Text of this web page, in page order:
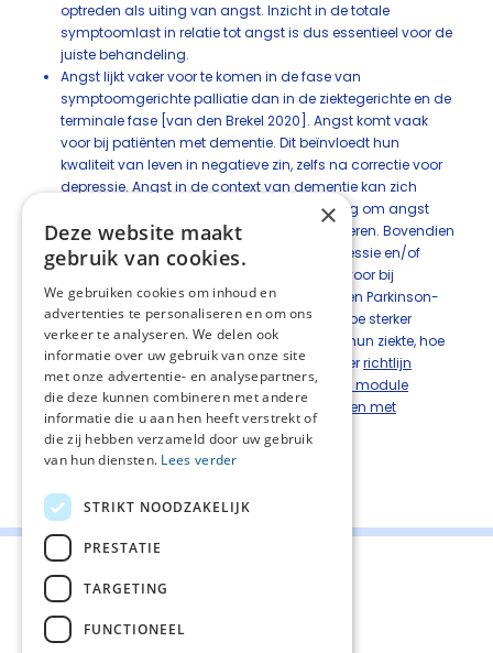
optreden als uiting van angst. Inzicht in de totale
symptoomlast in relatie tot angst is dus essentieel voor de
juiste behandeling.
Angst lijkt vaker voor te komen in de fase van
symptoomgerichte palliatie dan in de ziektegerichte en de
terminale fase [van den Brekel 2020]. Angst komt vaak
voor bij patiënten met dementie. Dit beïnvloedt hun
kwaliteit van leven in negatieve zin, zelfs na correctie voor
depressie. Angst in de context van dementie kan zich
anders uiten. Daardoor is het niet eenvoudig om angst
betrouwbaar te identificeren en te kwantificeren. Bovendien
kan het differentiëren tussen angst en depressie en/of
dementie ook lastig zijn. Angst komt vaker voor bij
patiënten met vasculaire, frontotemporale en Parkinson-
dementie dan bij de ziekte van Alzheimer. Hoe sterker
patiënten met dementie besef hebben van hun ziekte, hoe
groter hun kans op angstklachten. Zie verderrichtlijn
probleemgedrag bij mensen met dementie, module
Behandeling van angstig gedrag bij mensen met
dementie
.
Deel deze pagina:
Contact
×
Deze website maakt
gebruik van cookies.
We gebruiken cookies om inhoud en
advertenties te personaliseren en om ons
verkeer te analyseren. We delen ook
informatie over uw gebruik van onze site
met onze advertentie- en analysepartners,
die deze kunnen combineren met andere
informatie die u aan hen heeft verstrekt of
die zij hebben verzameld door uw gebruik
van hun diensten. Lees verder
STRIKT NOODZAKELIJK
PRESTATIE
TARGETING
FUNCTIONEEL